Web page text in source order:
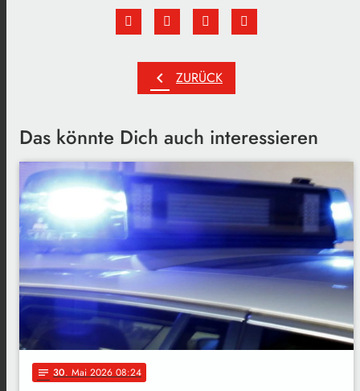
chevron_left ZURÜCK
Das könnte Dich auch interessieren
notes 30. Mai 2026 08:24